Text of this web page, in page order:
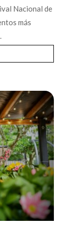
Nacional de
más